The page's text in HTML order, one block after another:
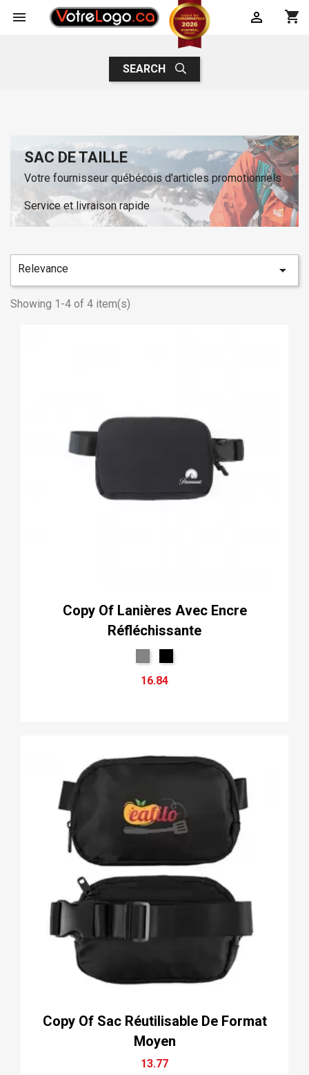
 shopping_cart

SEARCH
SAC DE TAILLE
Votre fournisseur québécois d'articles promotionnels
Service et livraison rapide
Relevance 
Showing 1-4 of 4 item(s)
Copy Of Lanières Avec Encre
Réfléchissante
16.84
Copy Of Sac Réutilisable De Format
Moyen
13.77